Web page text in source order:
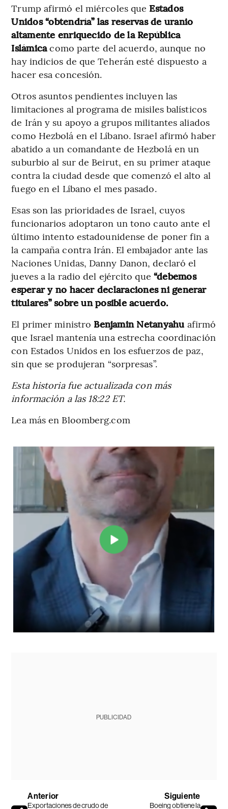
Trump afirmó el miércoles que Estados
Unidos “obtendría” las reservas de uranio
altamente enriquecido de la República
Islámicacomo parte del acuerdo, aunque no
hay indicios de que Teherán esté dispuesto a
hacer esa concesión.
Otros asuntos pendientes incluyen las
limitaciones al programa de misiles balísticos
de Irán y su apoyo a grupos militantes aliados
como Hezbolá en el Líbano. Israel afirmó haber
abatido a un comandante de Hezbolá en un
suburbio al sur de Beirut, en su primer ataque
contra la ciudad desde que comenzó el alto al
fuego en el Líbano el mes pasado.
Esas son las prioridades de Israel, cuyos
funcionarios adoptaron un tono cauto ante el
último intento estadounidense de poner fin a
la campaña contra Irán. El embajador ante las
Naciones Unidas, Danny Danon, declaró el
jueves a la radio del ejército que “debemos
esperar y no hacer declaraciones ni generar
titulares” sobre un posible acuerdo.
El primer ministro Benjamin Netanyahu afirmó
que Israel mantenía una estrecha coordinación
con Estados Unidos en los esfuerzos de paz,
sin que se produjeran “sorpresas”.
Esta historia fue actualizada con más
información a las 18:22 ET.
Lea más en Bloomberg.com
PUBLICIDAD
Anterior
Exportaciones de crudo de
Siguiente
Boeing obtiene la